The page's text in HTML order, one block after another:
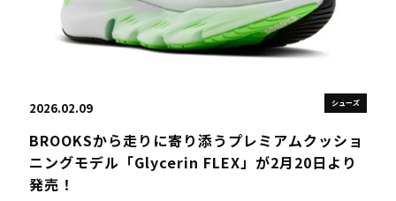
シューズ
2026.02.09
BROOKSから走りに寄り添うプレミアムクッショ
ニングモデル「Glycerin FLEX」が2月20日より
発売！